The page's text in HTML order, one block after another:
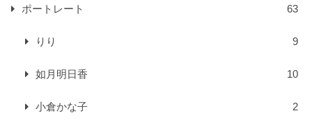
ポートレート 63
りり 9
如月明日香 10
小倉かな子 2